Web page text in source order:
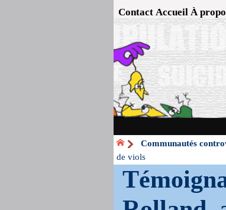
Contact Accueil À
Communautés
de viols